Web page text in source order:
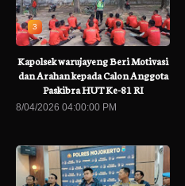
3
Kapolsek warujayeng Beri Motivasi
dan Arahan kepada Calon Anggota
Paskibra HUT Ke-81 RI
8/04/2026 04:00:00 PM